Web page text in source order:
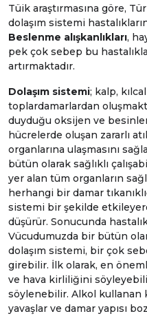
Tüik araştırmasına göre,
dolaşım sistemi
Beslenme alışkanlıkları,
pek çok sebep bu
artırmaktadır.
Dolaşım sistemi; kalp,
toplardamarlardan
duyduğu oksijen ve
hücrelerde oluşan zararlı
organlarına ulaşmasını
bütün olarak sağlıklı
yer alan tüm organların
herhangi bir damar
sistemi bir şekilde
düşürür. Sonucunda
Vücudumuzda bir bütün
dolaşım sistemi, bir çok
girebilir. İlk olarak, en
ve hava kirliliğini
söylenebilir. Alkol kullanan
yavaşlar ve damar yapısı